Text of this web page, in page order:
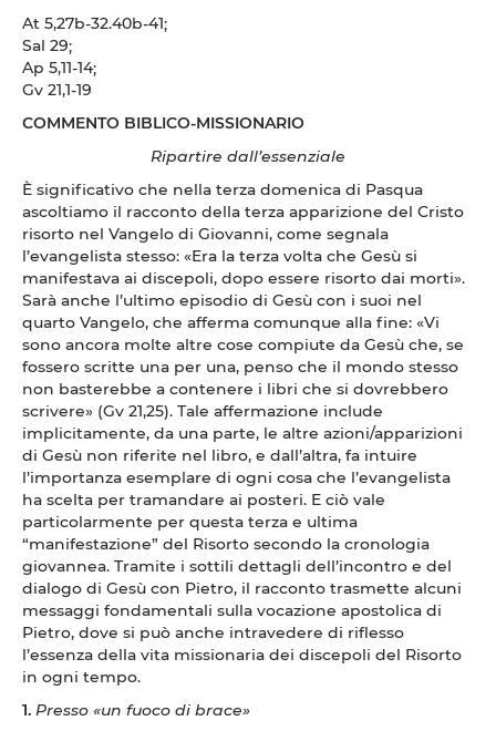
At 5,27b-32.40b-41;
Sal 29;
Ap 5,11-14;
Gv 21,1-19
COMMENTO BIBLICO-MISSIONARIO
Ripartire dall’essenziale
È significativo che nella terza domenica di Pasqua
ascoltiamo il racconto della terza apparizione del Cristo
risorto nel Vangelo di Giovanni, come segnala
l’evangelista stesso: «Era la terza volta che Gesù si
manifestava ai discepoli, dopo essere risorto dai morti».
Sarà anche l’ultimo episodio di Gesù con i suoi nel
quarto Vangelo, che afferma comunque alla fine: «Vi
sono ancora molte altre cose compiute da Gesù che, se
fossero scritte una per una, penso che il mondo stesso
non basterebbe a contenere i libri che si dovrebbero
scrivere» (Gv 21,25). Tale affermazione include
implicitamente, da una parte, le altre azioni/apparizioni
di Gesù non riferite nel libro, e dall’altra, fa intuire
l’importanza esemplare di ogni cosa che l’evangelista
ha scelta per tramandare ai posteri. E ciò vale
particolarmente per questa terza e ultima
“manifestazione” del Risorto secondo la cronologia
giovannea. Tramite i sottili dettagli dell’incontro e del
dialogo di Gesù con Pietro, il racconto trasmette alcuni
messaggi fondamentali sulla vocazione apostolica di
Pietro, dove si può anche intravedere di riflesso
l’essenza della vita missionaria dei discepoli del Risorto
in ogni tempo.
1. Presso «un fuoco di brace»